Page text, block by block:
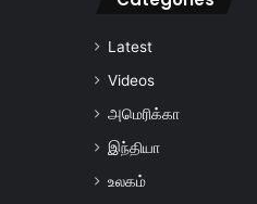
Latest
Videos
அமெரிக்கா
இந்தியா
உலகம்